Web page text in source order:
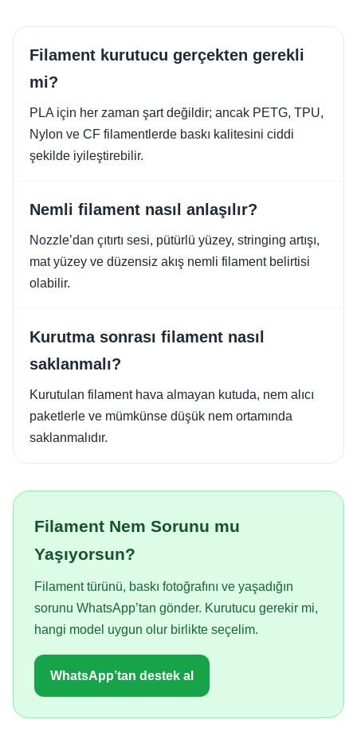
Filament kurutucu gerçekten gerekli
mi?
PLA için her zaman şart değildir; ancak PETG, TPU,
Nylon ve CF filamentlerde baskı kalitesini ciddi
şekilde iyileştirebilir.
Nemli filament nasıl anlaşılır?
Nozzle’dan çıtırtı sesi, pütürlü yüzey, stringing artışı,
mat yüzey ve düzensiz akış nemli filament belirtisi
olabilir.
Kurutma sonrası filament nasıl
saklanmalı?
Kurutulan filament hava almayan kutuda, nem alıcı
paketlerle ve mümkünse düşük nem ortamında
saklanmalıdır.
Filament Nem Sorunu mu
Yaşıyorsun?
Filament türünü, baskı fotoğrafını ve yaşadığın
sorunu WhatsApp’tan gönder. Kurutucu gerekir mi,
hangi model uygun olur birlikte seçelim.
WhatsApp’tan destek al